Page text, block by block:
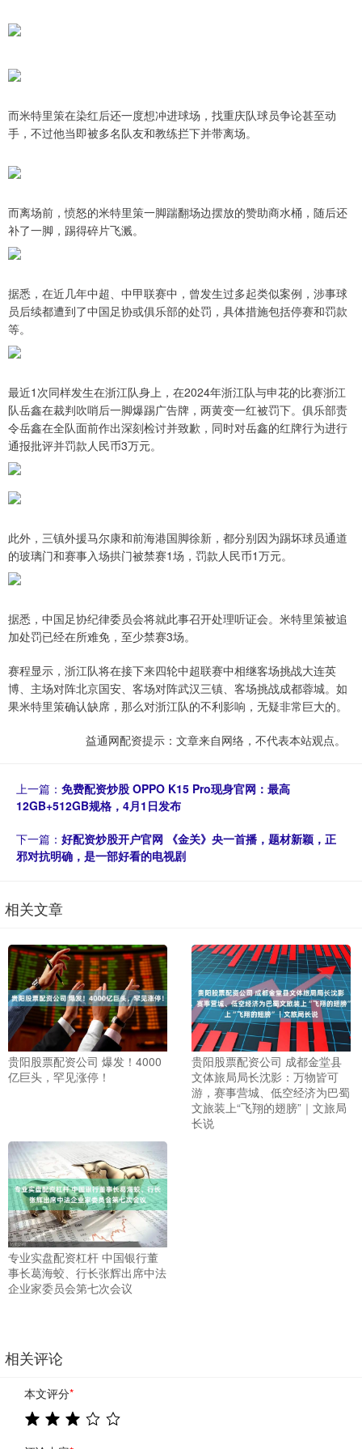
而米特里策在染红后还一度想冲进球场，找重庆队球员争论甚至动
手，不过他当即被多名队友和教练拦下并带离场。
而离场前，愤怒的米特里策一脚踹翻场边摆放的赞助商水桶，随后还
补了一脚，踢得碎片飞溅。
据悉，在近几年中超、中甲联赛中，曾发生过多起类似案例，涉事球
员后续都遭到了中国足协或俱乐部的处罚，具体措施包括停赛和罚款
等。
最近1次同样发生在浙江队身上，在2024年浙江队与申花的比赛浙江
队岳鑫在裁判吹哨后一脚爆踢广告牌，两黄变一红被罚下。俱乐部责
令岳鑫在全队面前作出深刻检讨并致歉，同时对岳鑫的红牌行为进行
通报批评并罚款人民币3万元。
此外，三镇外援马尔康和前海港国脚徐新，都分别因为踢坏球员通道
的玻璃门和赛事入场拱门被禁赛1场，罚款人民币1万元。
据悉，中国足协纪律委员会将就此事召开处理听证会。米特里策被追
加处罚已经在所难免，至少禁赛3场。
赛程显示，浙江队将在接下来四轮中超联赛中相继客场挑战大连英
博、主场对阵北京国安、客场对阵武汉三镇、客场挑战成都蓉城。如
果米特里策确认缺席，那么对浙江队的不利影响，无疑非常巨大的。
益通网配资提示：文章来自网络，不代表本站观点。
上一篇： 免费配资炒股 OPPO K15 Pro现身官网：最高
12GB+512GB规格，4月1日发布
下一篇： 好配资炒股开户官网 《金关》央一首播，题材新颖，正
邪对抗明确，是一部好看的电视剧
相关文章
贵阳股票配资公司 爆发！4000
亿巨头，罕见涨停！
贵阳股票配资公司 成都金堂县
文体旅局局长沈影：万物皆可
游，赛事营城、低空经济为巴蜀
文旅装上“飞翔的翅膀”｜文旅局
长说
专业实盘配资杠杆 中国银行董
事长葛海蛟、行长张辉出席中法
企业家委员会第七次会议
相关评论
本文评分*